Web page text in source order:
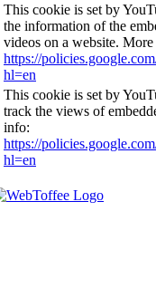
This cookie is set by
the information of the
videos on a website.
https://
hl=en
This cookie is set by
track the views of
info:
https://
hl=en